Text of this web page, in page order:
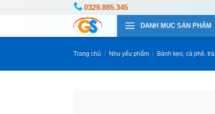
dung
0329.885.345
DANH MUC SẢN PHẨM
Trang chủ / Nhu yếu phẩm / Bánh kẹo, cà phê, trà